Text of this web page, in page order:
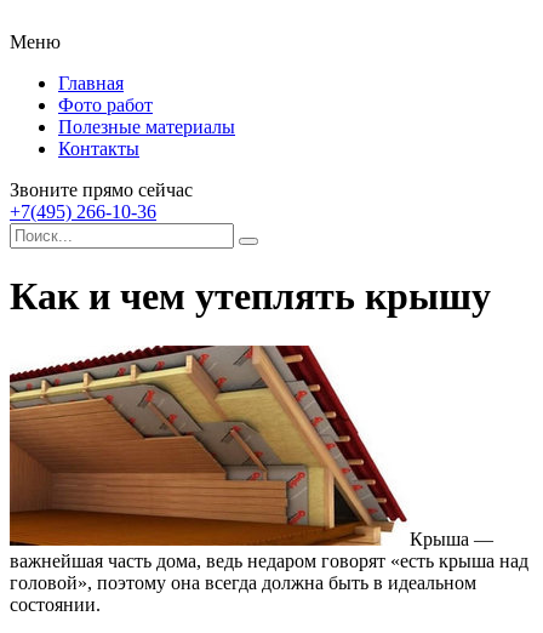
Меню
Главная
Фото работ
Полезные материалы
Контакты
Звоните прямо сейчас
+7(495) 266-10-36
Как и чем утеплять крышу
Крыша —
важнейшая часть дома, ведь недаром говорят «есть крыша над
головой», поэтому она всегда должна быть в идеальном
состоянии.